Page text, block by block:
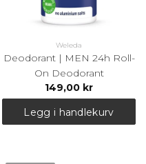
Weleda
Deodorant | MEN 24h Roll-
On Deodorant
149,00 kr
Legg i handlekurv